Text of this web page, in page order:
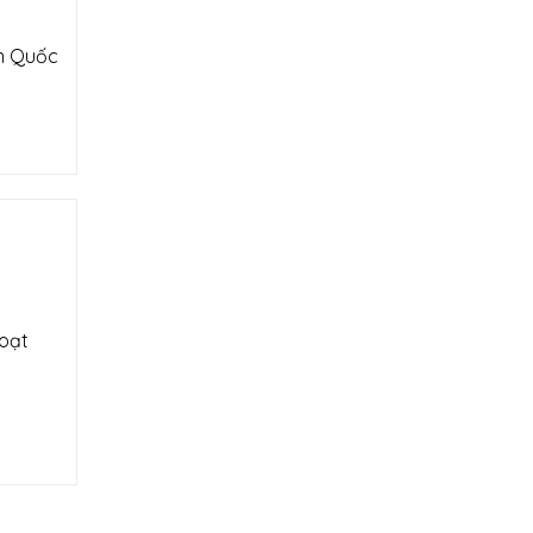
Quốc